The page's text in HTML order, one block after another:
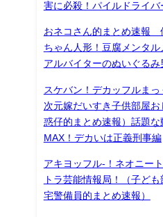
害に必殺！パイルドライバ
おネコさん的まとめ速報
ちゃん人形！豆腐メンタ
アルバイターのぬいぐるみ
スケバン！デカッフルま
次元嫁だいすき子供部屋
惑仔的まとめ速報）話題な
MAX！デカいは正義刑事編
アキヨッフル-！ネオニー
トラ芸能情報局！（子ど
宅警備員的まとめ速報）